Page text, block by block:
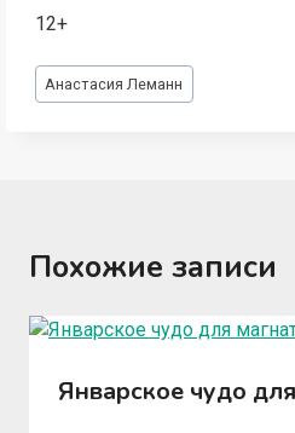
12+
Метки
записи:
Анастасия Леманн
Похожие записи
Январское чудо